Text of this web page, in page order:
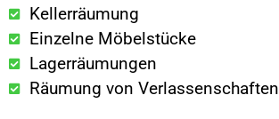
Kellerräumung
Einzelne Möbelstücke
Lagerräumungen
Räumung von Verlassenschaften